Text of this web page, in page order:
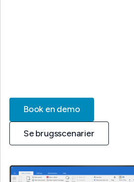
Book en demo
Se brugsscenarier